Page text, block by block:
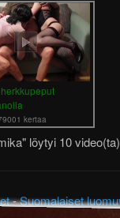
kertaa
löytyi 10 video(ta)
-Suomalaiset